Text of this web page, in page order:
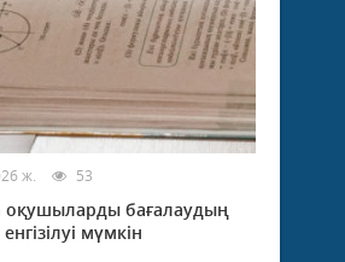
ж. 53
оқушыларды бағалаудың
мүмкін